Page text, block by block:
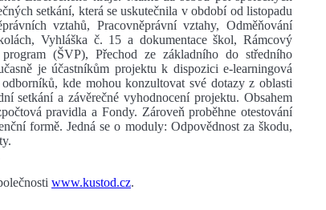
setkání, která se uskutečnila v období od listopadu
vztahů, Pracovněprávní vztahy, Odměňování
Vyhláška č. 15 a dokumentace škol, Rámcový
(ŠVP), Přechod ze základního do středního
je účastníkům projektu k dispozici e-learningová
kde mohou konzultovat své dotazy z oblasti
setkání a závěrečné vyhodnocení projektu. Obsahem
pravidla a Fondy. Zároveň proběhne otestování
formě. Jedná se o moduly: Odpovědnost za škodu,
www.kustod.cz.